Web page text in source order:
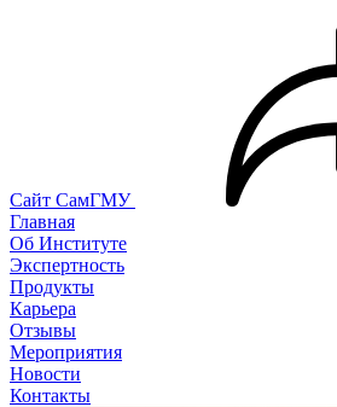
Сайт СамГМУ
Главная
Об Институте
Экспертность
Продукты
Карьера
Отзывы
Мероприятия
Новости
Контакты